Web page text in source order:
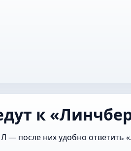
к
— после них удобно ответить